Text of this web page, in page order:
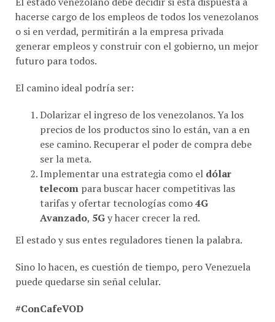
hacerse cargo de los empleos de todos los venezolanos
o si en verdad, permitirán a la empresa privada
generar empleos y construir con el gobierno, un mejor
futuro para todos.
precios de los productos sino lo están, van a en
ese camino. Recuperar el poder de compra debe
ser la meta.
Implementar una estrategia como el
telecompara buscar hacer competitivas las
tarifas y ofertar tecnologías como4G
Avanzado,5Gy hacer crecer la red.
El estado y sus entes reguladores tienen la palabra.
puede quedarse sin señal celular.